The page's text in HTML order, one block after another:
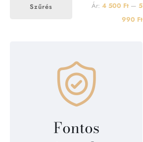
Szűrés Ár:4 500 Ft —5
990 Ft
Fontos